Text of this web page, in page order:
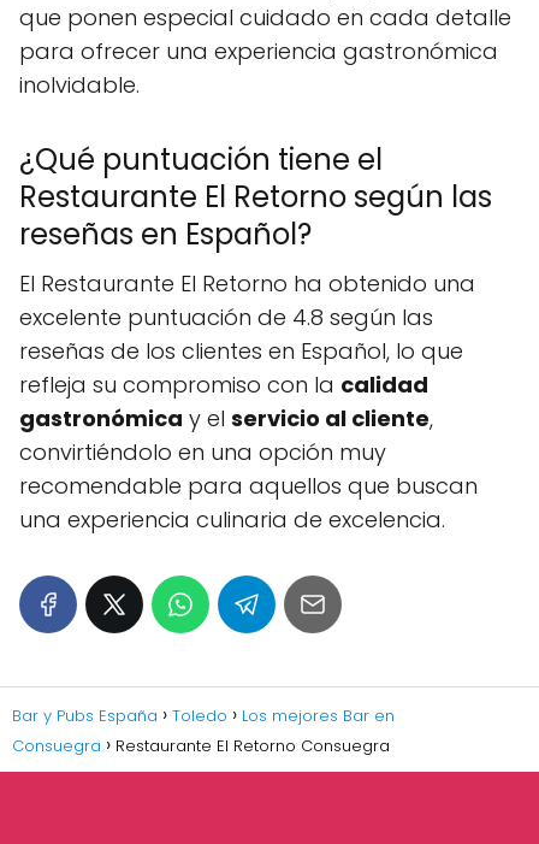
que ponen especial cuidado en cada detalle
para ofrecer una experiencia gastronómica
inolvidable.
¿Qué puntuación tiene el
Restaurante El Retorno según las
reseñas en Español?
El Restaurante El Retorno ha obtenido una
excelente puntuación de 4.8 según las
reseñas de los clientes en Español, lo que
refleja su compromiso con la calidad
gastronómica y el servicio al cliente,
convirtiéndolo en una opción muy
recomendable para aquellos que buscan
una experiencia culinaria de excelencia.
Bar y Pubs España Toledo
Los mejores Bar en
Consuegra
Restaurante El Retorno Consuegra